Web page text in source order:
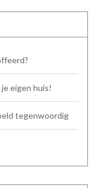
eigen huis!
tegenwoordig